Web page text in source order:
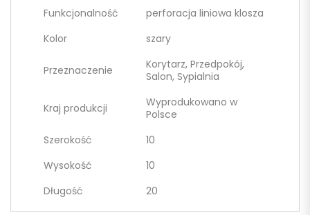
Funkcjonalność
perforacja liniowa klosza
Kolor
szary
Przeznaczenie
Korytarz, Przedpokój,
Salon, Sypialnia
Kraj produkcji
Wyprodukowano w
Polsce
Szerokość
10
Wysokość
10
Długość
20